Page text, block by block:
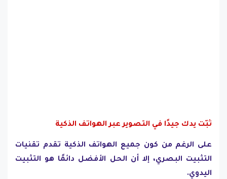
ثبّت يدك جيدًا في التصوير عبر الهواتف الذكية
على الرغم من كون جميع الهواتف الذكية تقدم تقنيات
التثبيت البصري، إلا أن الحل الأفضل دائمًا هو التثبيت
اليدوي.